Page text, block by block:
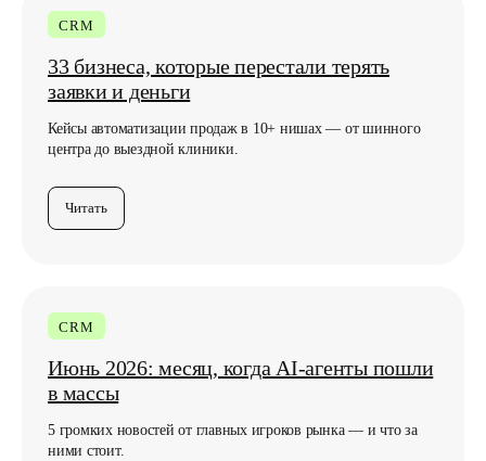
CRM
33 бизнеса, которые перестали терять
заявки и деньги
Кейсы автоматизации продаж в 10+ нишах — от шинного
центра до выездной клиники.
Читать
CRM
Июнь 2026: месяц, когда AI-агенты пошли
в массы
5 громких новостей от главных игроков рынка — и что за
ними стоит.
Любите классику,
подпишитесь по почте
Нажимая кнопку, вы соглашаетесь с
конфиденциальности